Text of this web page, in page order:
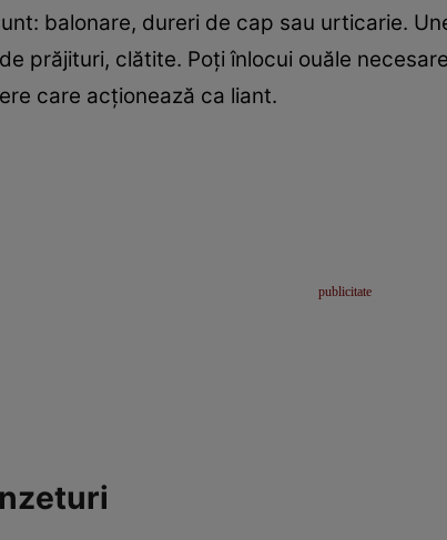
balonare, dureri de cap sau urticarie.
prăjituri, clătite. Poţi înlocui ouăle
care acţionează ca liant.